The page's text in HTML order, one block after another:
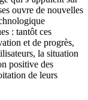
ouvre de nouvelles
: tantôt ces
et de progrès,
la situation
positive des
de leurs